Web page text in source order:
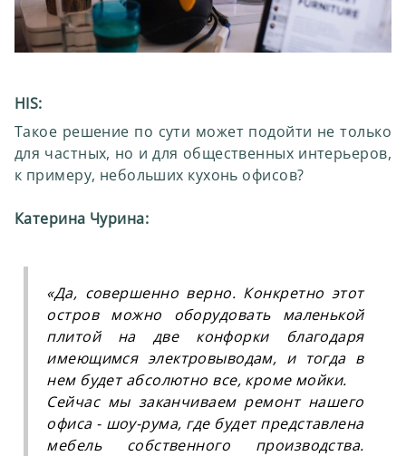
HIS:
Такое решение по сути может подойти не только
для частных, но и для общественных интерьеров,
к примеру, небольших кухонь офисов?
Катерина Чурина:
«Да, совершенно верно. Конкретно этот
остров можно оборудовать маленькой
плитой на две конфорки благодаря
имеющимся электровыводам, и тогда в
нем будет абсолютно все, кроме мойки.
Сейчас мы заканчиваем ремонт нашего
офиса - шоу-рума, где будет представлена
мебель собственного производства.